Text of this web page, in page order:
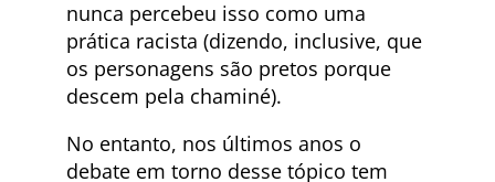
nunca percebeu isso como uma
prática racista (dizendo, inclusive, que
os personagens são pretos porque
descem pela chaminé).
No entanto, nos últimos anos o
debate em torno desse tópico tem